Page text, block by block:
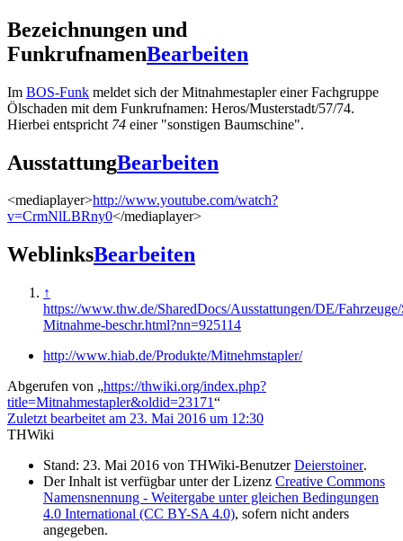
Bezeichnungen und
FunkrufnamenBearbeiten
Im BOS-Funk meldet sich der Mitnahmestapler einer Fachgruppe
Ölschaden mit dem Funkrufnamen: Heros/Musterstadt/57/74.
Hierbei entspricht 74 einer "sonstigen Baumschine".
AusstattungBearbeiten
<mediaplayer>http://www.youtube.com/watch?
v=CrmNlLBRny0</mediaplayer>
WeblinksBearbeiten
↑
https://www.thw.de/SharedDocs/Ausstattungen/DE/
Mitnahme-beschr.html?nn=925114
http://www.hiab.de/Produkte/Mitnehmstapler/
Abgerufen von „https://thwiki.org/index.php?
title=Mitnahmestapler&oldid=23171“
Zuletzt bearbeitet am 23. Mai 2016 um 12:30
THWiki
Stand: 23. Mai 2016 von THWiki-BenutzerDeierstoiner.
Der Inhalt ist verfügbar unter der Lizenz Creative Commons
Namensnennung - Weitergabe unter gleichen Bedingungen
4.0 International (CC BY-SA 4.0), sofern nicht anders
angegeben.